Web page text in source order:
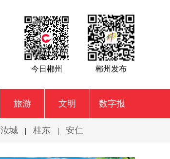
今日郴州 郴州发布
旅游 文明 数字报
汝城 | 桂东 | 安仁